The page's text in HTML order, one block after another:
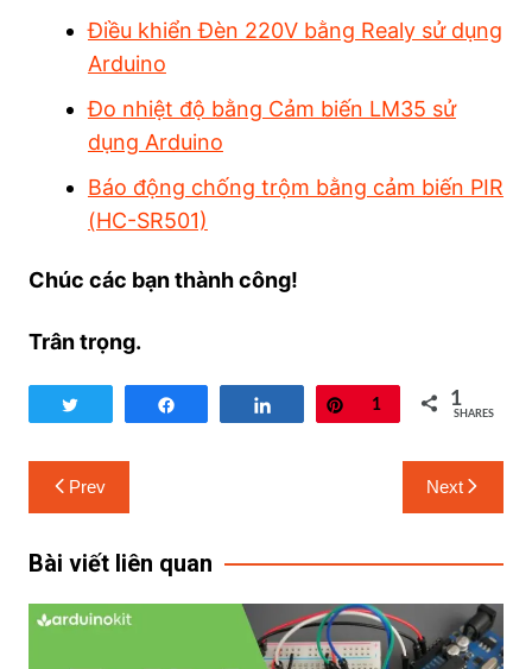
Điều khiển Đèn 220V bằng Realy sử dụng
Arduino
Đo nhiệt độ bằng Cảm biến LM35 sử
dụng Arduino
Báo động chống trộm bằng cảm biến PIR
(HC-SR501)
Chúc các bạn thành công!
Trân trọng.
Share Pin
1 1
SHARES
Prev Next
Bài viết liên quan